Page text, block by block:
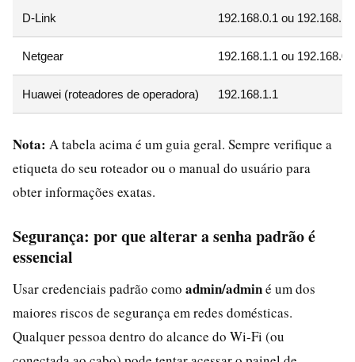
D-Link 192.168.0.1 ou
Netgear 192.168.1.1 ou
Huawei (roteadores de operadora) 192.168.1.1
Nota: A tabela acima é um guia geral. Sempre verifique a
etiqueta do seu roteador ou o manual do usuário para
obter informações exatas.
Segurança: por que alterar a senha padrão é
essencial
Usar credenciais padrão como admin/adminé um dos
maiores riscos de segurança em redes domésticas.
Qualquer pessoa dentro do alcance do Wi-Fi (ou